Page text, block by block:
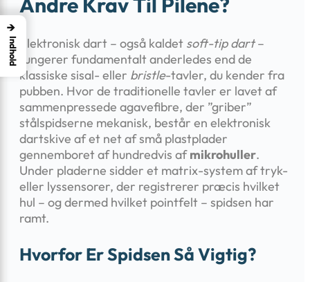
Elektronisk dart – også kaldet soft-tip dart–
fungerer fundamentalt anderledes end de
klassiske sisal- eller bristle-tavler, du kender fra
pubben. Hvor de traditionelle tavler er lavet af
sammenpressede agavefibre, der ”griber”
stålspidserne mekanisk, består en elektronisk
dartskive af et net af små plastplader
gennemboret af hundredvis afmikrohuller.
Under pladerne sidder et matrix-system af tryk-
eller lyssensorer, der registrerer præcis hvilket
hul – og dermed hvilket pointfelt – spidsen har
ramt.
Hvorfor Er Spidsen Så Vigtig?
→
Indhold